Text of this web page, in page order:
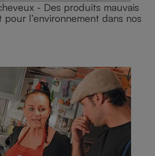
- Des produits mauvais
l’environnement dans nos